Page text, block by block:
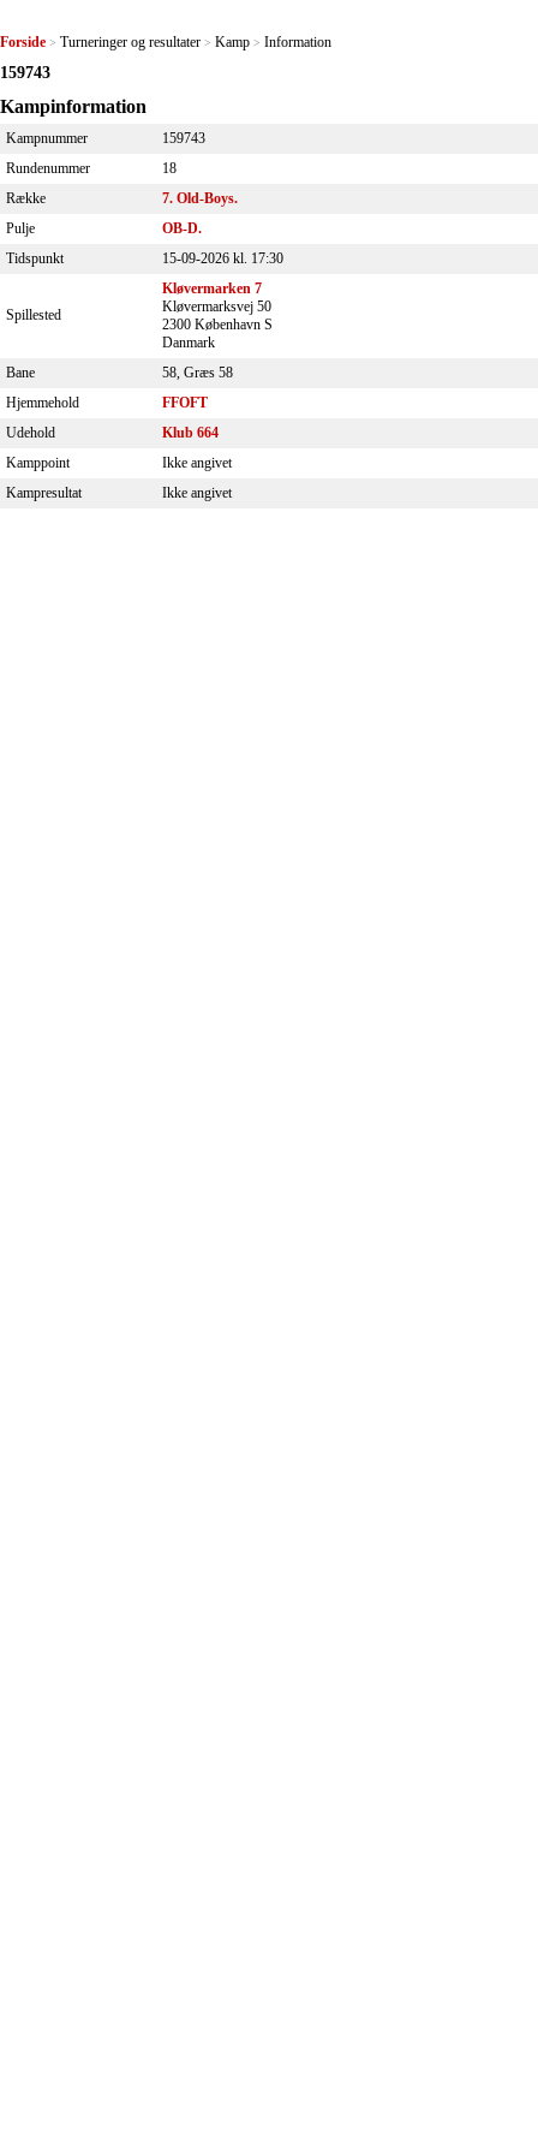
Forside > Turneringer og resultater > Kamp > Information
159743
Kampinformation
Kampnummer
159743
Rundenummer
18
Række
7. Old-Boys.
Pulje
OB-D.
Tidspunkt
15-09-2026 kl. 17:30
Spillested
Kløvermarken 7
Kløvermarksvej 50
2300 København S
Danmark
Bane
58, Græs 58
Hjemmehold
FFOFT
Udehold
Klub 664
Kamppoint
Ikke angivet
Kampresultat
Ikke angivet